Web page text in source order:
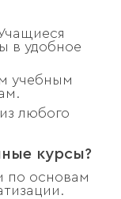
в удобное
учебным
любого
курсы?
по основам